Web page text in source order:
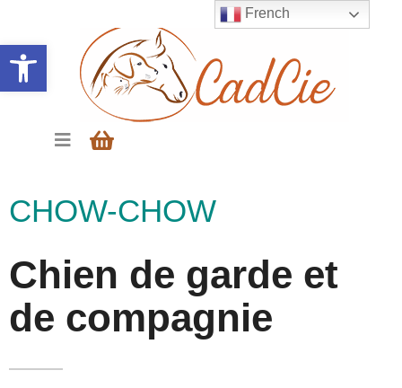
Ouvrir la barre d’outils
CHOW-CHOW
Chien de garde et
de compagnie
French